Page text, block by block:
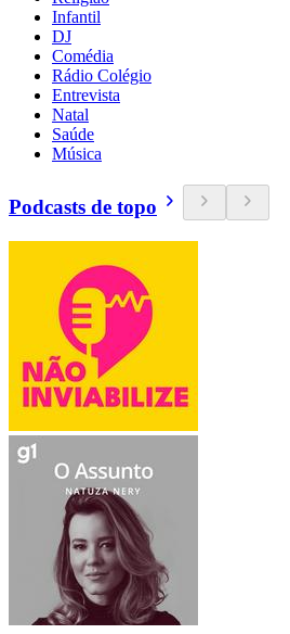
Infantil
DJ
Comédia
Rádio Colégio
Entrevista
Natal
Saúde
Música
Podcasts de topo